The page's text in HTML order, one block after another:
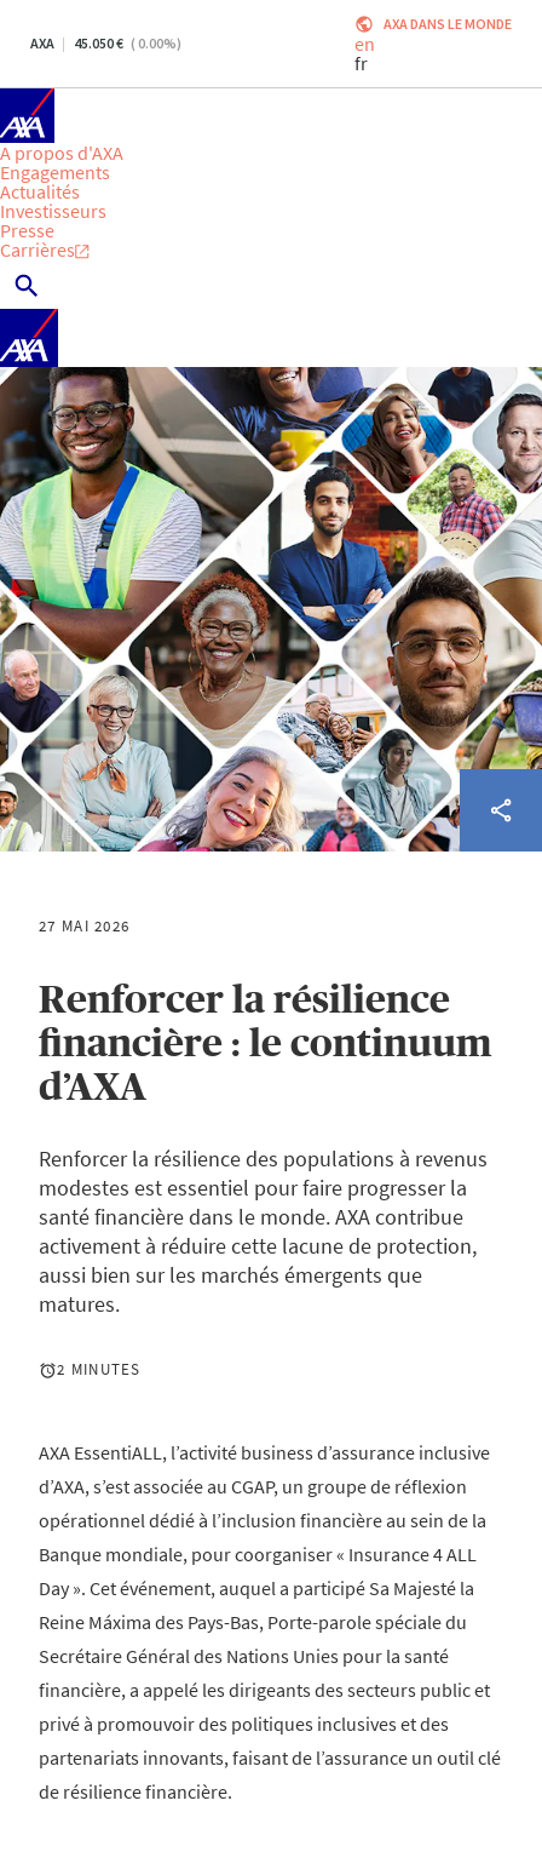
AXA 45.050 ( 0.00%)
AXA DANS LE MONDE
en
fr
A propos d'AXA
Engagements
Actualités
Investisseurs
Presse
Carrières
27 MAI 2026
Renforcer la résilience
financière : le continuum
d’AXA
Renforcer la résilience des populations à revenus
modestes est essentiel pour faire progresser la
santé financière dans le monde. AXA contribue
activement à réduire cette lacune de protection,
aussi bien sur les marchés émergents que
matures.
2 MINUTES
AXA EssentiALL, l’activité business d’assurance inclusive
d’AXA, s’est associée au CGAP, un groupe de réflexion
opérationnel dédié à l’inclusion financière au sein de la
Banque mondiale, pour coorganiser « Insurance 4 ALL
Day ». Cet événement, auquel a participé Sa Majesté la
Reine Máxima des Pays-Bas, Porte-parole spéciale du
Secrétaire Général des Nations Unies pour la santé
financière, a appelé les dirigeants des secteurs public et
privé à promouvoir des politiques inclusives et des
partenariats innovants, faisant de l’assurance un outil clé
de résilience financière.